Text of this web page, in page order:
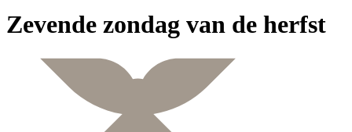
Zevende zondag van de herfst